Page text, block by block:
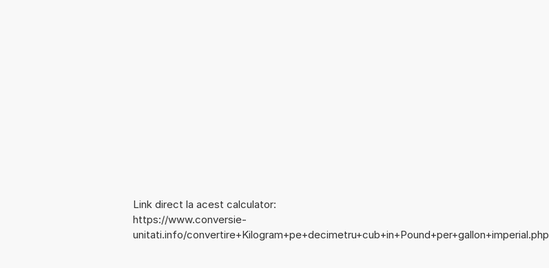
Link direct la acest calculator:
https://www.conversie-
unitati.info/convertire+Kilogram+pe+decimetru+cub+in+Pound+per+gallon+imperial.php